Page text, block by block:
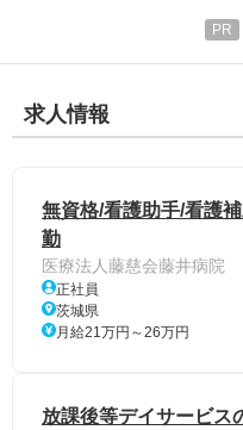
求人情報
無資格/看護助手/看護
勤
医療法人藤慈会藤井病院
正社員
茨城県
月給21万円～26万円
放課後等デイサービス